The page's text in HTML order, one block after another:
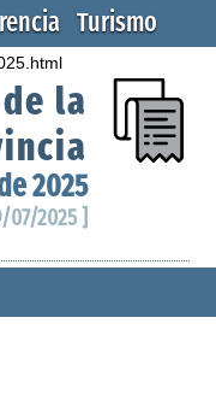
Turismo
la
2025
07/2025 ]